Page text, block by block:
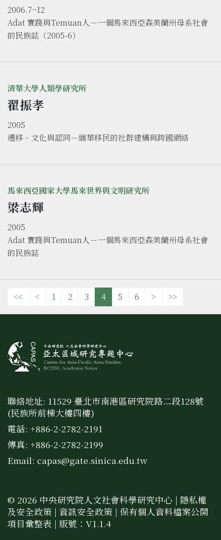
2006.7~12
Adat 實踐與Temuan人－一個馬來西亞森美蘭州母系社會
的民族誌（2005-6）
清華大學人類學研究所
翟振孝
2005
遷移、文化與認同－緬華移民的社群建構與跨國網絡
馬來西亞國家大學馬來世界與文明研究所
梁志輝
2005
Adat 實踐與Temuan人－一個馬來西亞森美蘭州母系社會
的民族誌
<< < 1 2 3 4 5 6 > >>
聯絡地址: 11529 臺北市南港區研究院路二段128號
(民族所前棟大樓四樓)
電話: +886-2-2782-2191
傳真: +886-2-2782-2199
Email: capas@gate.sinica.edu.tw
© 2026 中央研究院人文社會科學研究中心 | 隱私權
及安全政策 | 資訊安全政策 | 保有個人資料檔案公開
項目彙整表 | 版號：V1.1.4